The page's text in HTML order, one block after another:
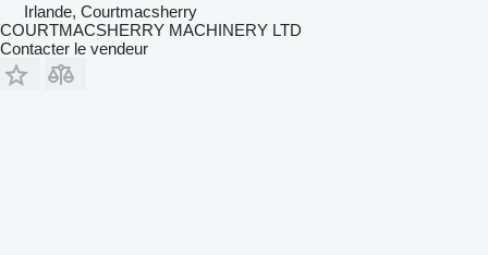
Irlande, Courtmacsherry
COURTMACSHERRY MACHINERY LTD
Contacter le vendeur